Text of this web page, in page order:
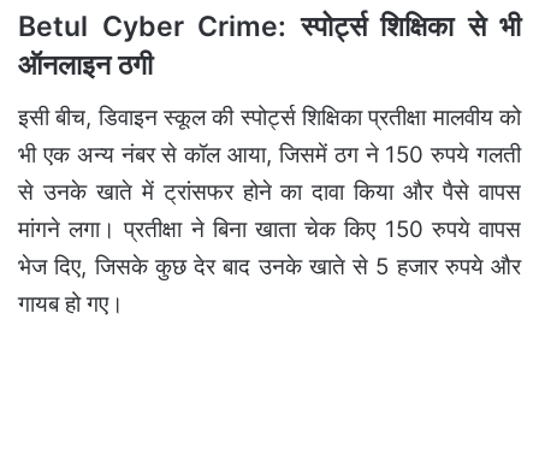
Betul Cyber Crime: स्पोर्ट्स शिक्षिका से भी
ऑनलाइन ठगी
इसी बीच, डिवाइन स्कूल की स्पोर्ट्स शिक्षिका प्रतीक्षा मालवीय को
भी एक अन्य नंबर से कॉल आया, जिसमें ठग ने 150 रुपये गलती
से उनके खाते में ट्रांसफर होने का दावा किया और पैसे वापस
मांगने लगा। प्रतीक्षा ने बिना खाता चेक किए 150 रुपये वापस
भेज दिए, जिसके कुछ देर बाद उनके खाते से 5 हजार रुपये और
गायब हो गए।